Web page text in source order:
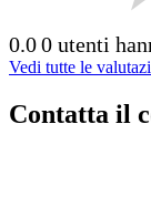
0.00 utenti
Vedi tutte le
Contatta il